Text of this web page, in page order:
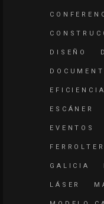
DISEÑO
ESCÁNER
EVENTOS
GALICIA
LÁSER